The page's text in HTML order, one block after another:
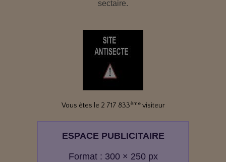
sectaire.
Vous êtes le 2 717 833èmevisiteur
ESPACE PUBLICITAIRE
Format : 300 × 250 px